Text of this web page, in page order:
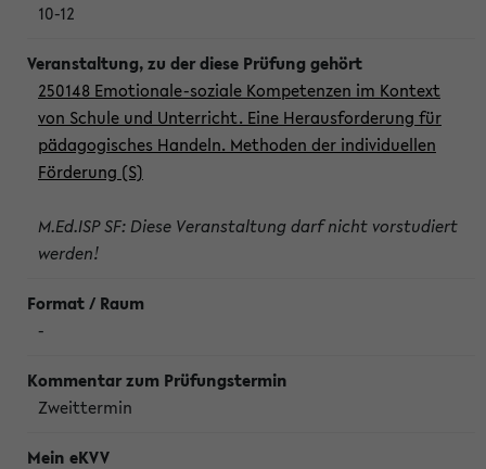
10-12
250148 Emotionale-soziale Kompetenzen im Kontext
von Schule und Unterricht. Eine Herausforderung für
pädagogisches Handeln. Methoden der individuellen
Förderung (S)
M.Ed.ISP SF: Diese Veranstaltung darf nicht vorstudiert
werden!
-
Zweittermin